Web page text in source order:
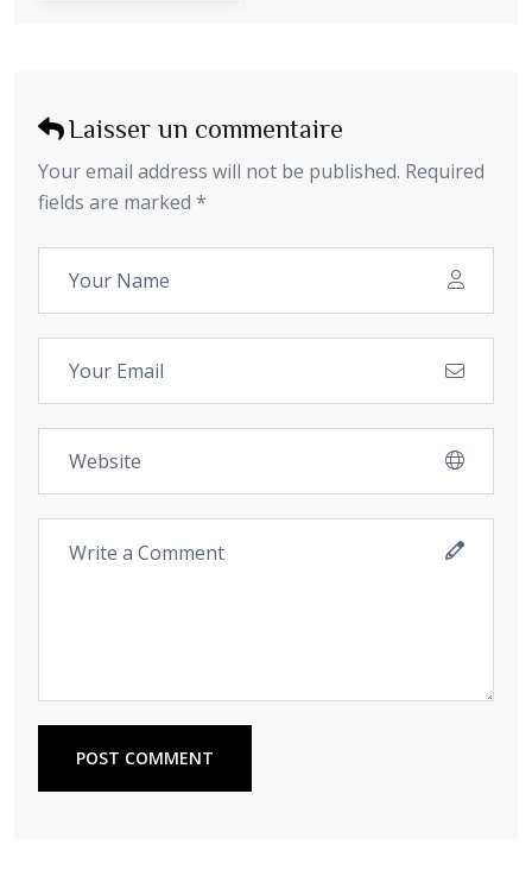
Laisser un commentaire
Your email address will not be published. Required
fields are marked *
POST COMMENT